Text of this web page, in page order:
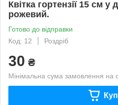
Квітка гортензії 15 см у
рожевий.
Готово до відправки
Код: 12
Роздріб
30 ₴
Мінімальна сума замовлення на